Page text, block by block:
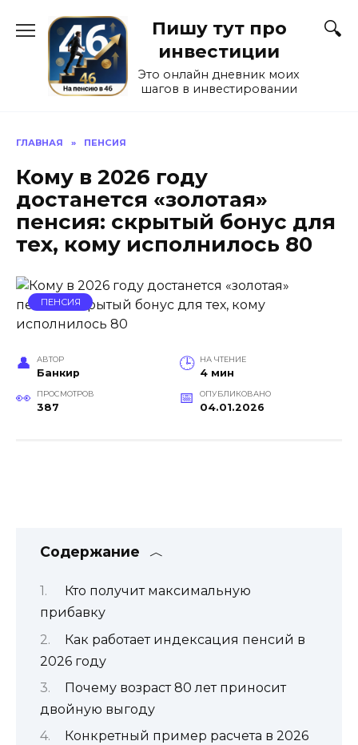
содержанию
Пишу тут про
инвестиции
Это онлайн дневник моих
шагов в инвестировании
ГЛАВНАЯ » ПЕНСИЯ
Кому в 2026 году
достанется «золотая»
пенсия: скрытый бонус для
тех, кому исполнилось 80
ПЕНСИЯ
АВТОР
Банкир
НА ЧТЕНИЕ
4 мин
ПРОСМОТРОВ
387
ОПУБЛИКОВАНО
04.01.2026
Содержание
Кто получит максимальную
прибавку
Как работает индексация пенсий в
2026 году
Почему возраст 80 лет приносит
двойную выгоду
Конкретный пример расчета в 2026